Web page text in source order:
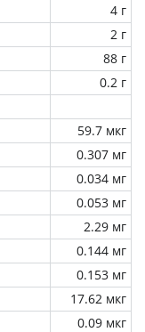
4 г
2 г
88 г
0.2 г
59.7 мкг
0.307 мг
0.034 мг
0.053 мг
2.29 мг
0.144 мг
0.153 мг
17.62 мкг
0.09 мкг